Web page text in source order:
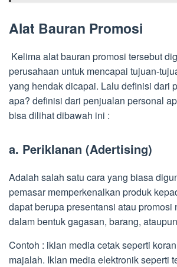
Alat Bauran Promosi
Kelima alat bauran promosi tersebut
perusahaan untuk mencapai tujuan-
yang hendak dicapai. Lalu definisi dari
apa? definisi dari penjualan personal
bisa dilihat dibawah ini :
a. Periklanan (Adertising)
Adalah salah satu cara yang biasa
pemasar memperkenalkan produk
dapat berupa presentansi atau promosi
dalam bentuk gagasan, barang, ataupun
Contoh : iklan media cetak seperti
majalah. Iklan media elektronik seperti